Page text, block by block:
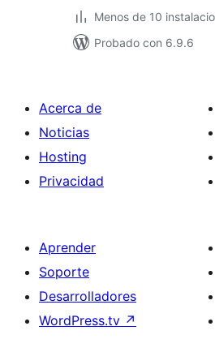
Menos de 10
Probado con 6.9.6
Acerca de
Noticias
Hosting
Privacidad
Aprender
Soporte
Desarrolladores
WordPress.tv ↗